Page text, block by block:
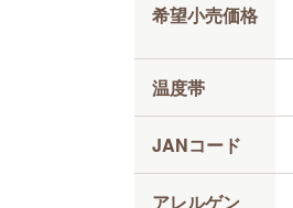
ホ
希望小売価格
温度帯
JANコード
アレルゲン